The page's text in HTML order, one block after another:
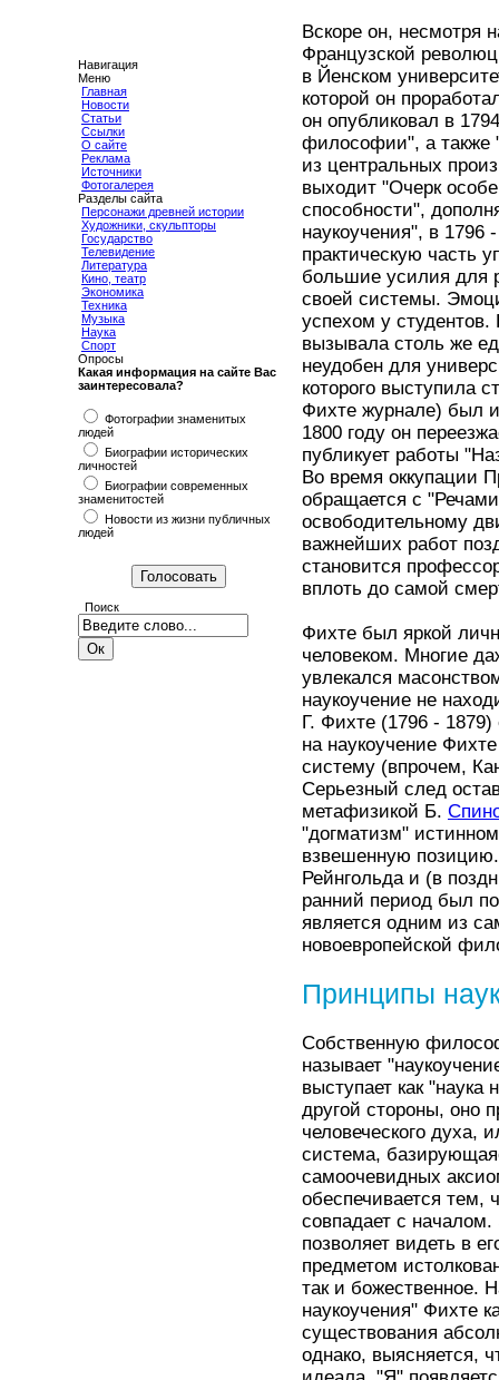
Навигация
Меню
Главная
Новости
Статьи
Ссылки
О сайте
Реклама
Источники
Фотогалерея
Разделы сайта
Персонажи древней истории
Художники, скульпторы
Государство
Телевидение
Литература
Кино, театр
Экономика
Техника
Музыка
Наука
Спорт
Опросы
Какая информация на сайте Вас
заинтересовала?
Фотографии знаменитых
людей
Биографии исторических
личностей
Биографии современных
знаменитостей
Новости из жизни публичных
людей
Поиск
Вскоре он, несмотря
Французской
в Йенском
которой он
он опубликовал в
философии", а также
из центральных
выходит "Очерк
способности",
наукоучения", в
практическую часть
большие усилия для
своей системы.
успехом у
вызывала столь же
неудобен для
которого выступила
Фихте журнале) был
1800 году он
публикует работы
Во время оккупации
обращается с
освободительному
важнейших работ
становится
вплоть до самой
Фихте был яркой
человеком. Многие
увлекался
наукоучение не
Г. Фихте (1796 -
на наукоучение
систему (впрочем,
Серьезный след
метафизикой Б.
"догматизм"
взвешенную
Рейнгольда и (в
ранний период был
является одним из
новоевропейской
Принципы
Собственную
называет
выступает как
другой стороны, оно
человеческого духа,
система,
самоочевидных
обеспечивается тем,
совпадает с
позволяет видеть в
предметом
так и божественное.
наукоучения" Фихте
существования
однако, выясняется,